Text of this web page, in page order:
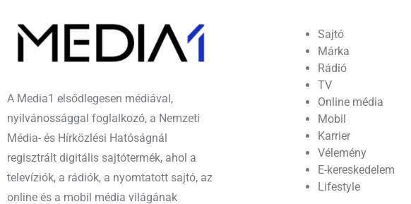
A Media1 elsődlegesen médiával,
nyilvánossággal foglalkozó, a Nemzeti
Média- és Hírközlési Hatóságnál
regisztrált digitális sajtótermék, ahol a
televíziók, a rádiók, a nyomtatott sajtó, az
online és a mobil média világának
Sajtó
Márka
Rádió
TV
Online média
Mobil
Karrier
Vélemény
E-kereskedelem
Lifestyle